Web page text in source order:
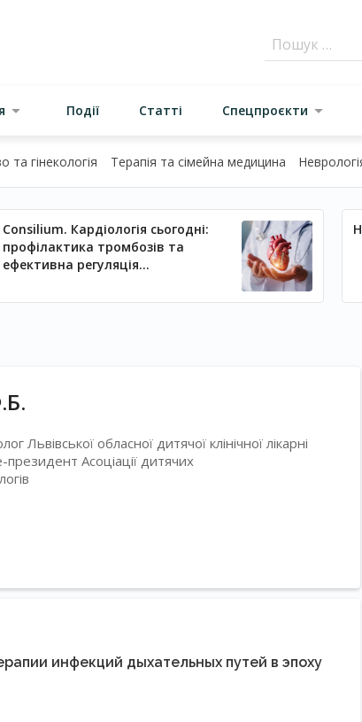
Події Статті Спецпроєкти
та гінекологія Терапія та сімейна медицина
Consilium. Кардіологія сьогодні:
профілактика тромбозів та
ефективна регуляція
Львівської обласної дитячої клінічної лікарні
Асоціації дитячих
инфекций дыхательных путей в эпоху